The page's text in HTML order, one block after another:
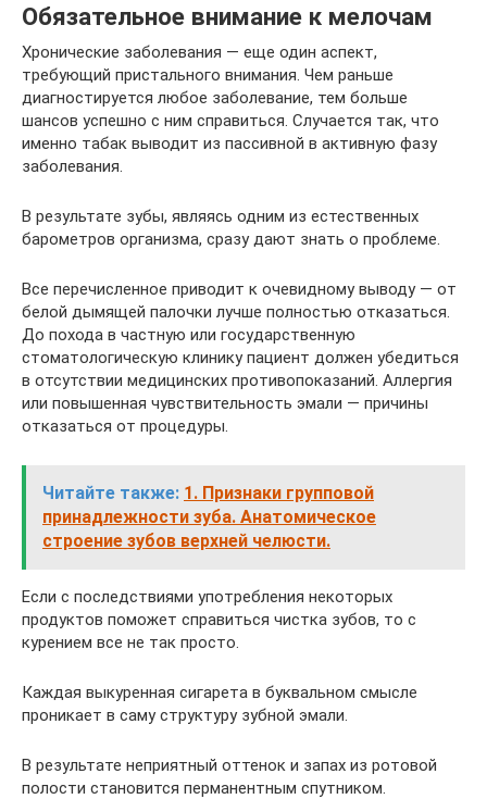
Обязательное внимание к мелочам
Хронические заболевания — еще один аспект,
требующий пристального внимания. Чем раньше
диагностируется любое заболевание, тем больше
шансов успешно с ним справиться. Случается так, что
именно табак выводит из пассивной в активную фазу
заболевания.
В результате зубы, являясь одним из естественных
барометров организма, сразу дают знать о проблеме.
Все перечисленное приводит к очевидному выводу — от
белой дымящей палочки лучше полностью отказаться.
До похода в частную или государственную
стоматологическую клинику пациент должен убедиться
в отсутствии медицинских противопоказаний. Аллергия
или повышенная чувствительность эмали — причины
отказаться от процедуры.
Читайте также: 1. Признаки групповой
принадлежности зуба. Анатомическое
строение зубов верхней челюсти.
Если с последствиями употребления некоторых
продуктов поможет справиться чистка зубов, то с
курением все не так просто.
Каждая выкуренная сигарета в буквальном смысле
проникает в саму структуру зубной эмали.
В результате неприятный оттенок и запах из ротовой
полости становится перманентным спутником.